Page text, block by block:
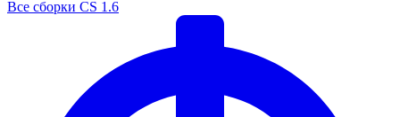
Все сборки CS 1.6